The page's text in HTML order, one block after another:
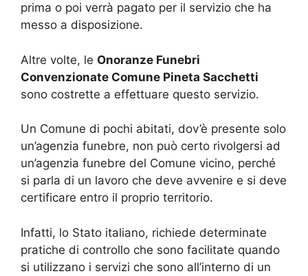
prima o poi verrà pagato per il servizio che ha
messo a disposizione.
Altre volte, le Onoranze Funebri
Convenzionate Comune Pineta Sacchetti
sono costrette a effettuare questo servizio.
Un Comune di pochi abitati, dov’è presente solo
un’agenzia funebre, non può certo rivolgersi ad
un’agenzia funebre del Comune vicino, perché
si parla di un lavoro che deve avvenire e si deve
certificare entro il proprio territorio.
Infatti, lo Stato italiano, richiede determinate
pratiche di controllo che sono facilitate quando
si utilizzano i servizi che sono all’interno di un